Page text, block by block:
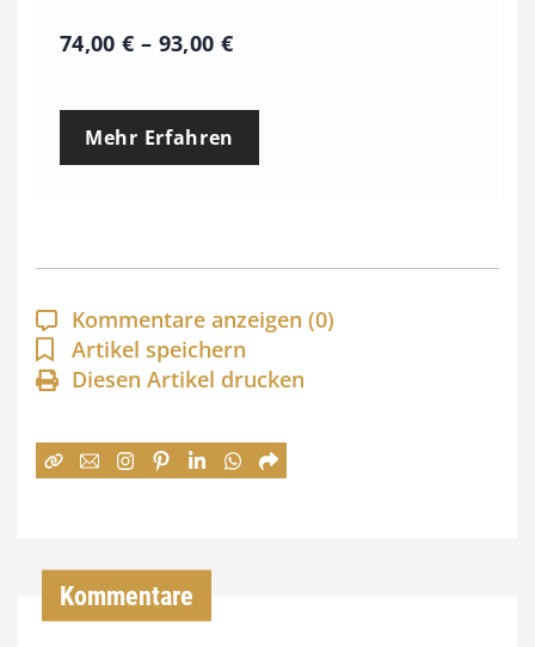
74,00€ – 93,00 €P
e
p
a
n
n
:
Mehr Erfahren
Kommentare anzeigen (0)
Artikel speichern
Diesen Artikel drucken
Kommentare